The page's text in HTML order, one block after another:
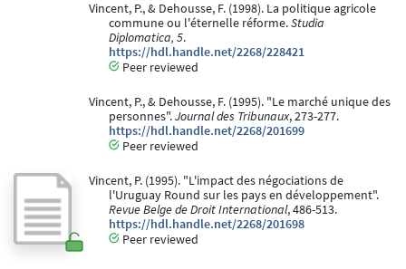
Vincent, P., & Dehousse, F. (1998). La politique agricole
commune ou l'éternelle réforme.Studia
Diplomatica, 5.
https://hdl.handle.net/2268/228421
Peer reviewed
Vincent, P., & Dehousse, F. (1995). "Le marché unique des
personnes".Journal des Tribunaux, 273-277.
https://hdl.handle.net/2268/201699
Peer reviewed
Vincent, P. (1995). "L'impact des négociations de
l'Uruguay Round sur les pays en développement".
Revue Belge de Droit International, 486-513.
https://hdl.handle.net/2268/201698
Peer reviewed